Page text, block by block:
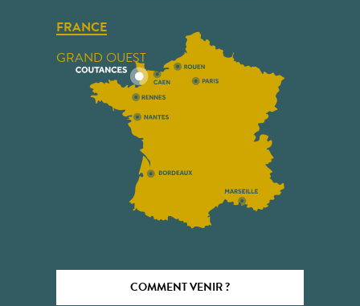
FRANCE
GRAND OUEST
COMMENT VENIR ?